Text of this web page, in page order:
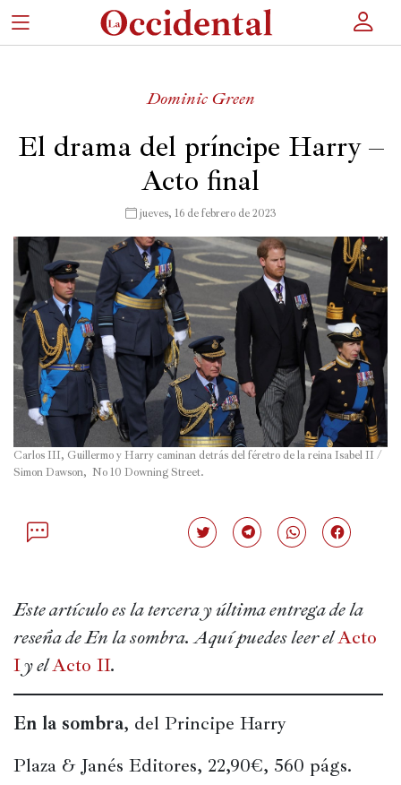
×
Portada
Entretenimiento
Autores
Revista
Actualidad
Política
España
Resto
Resto
del
mundo
Crítica
cultural
Dominic Green
El drama del príncipe Harry –
Acto final
jueves, 16 de febrero de 2023
Carlos III, Guillermo y Harry caminan detrás del féretro de la reina Isabel II /
Simon Dawson,  No 10 Downing Street.
Haz
Twitter
(Se
abre
en
una
Haz
Telegram
(Se
en
Haz
WhatsApp
(Se
abre
en
Haz
Facebook
(Se
abre
en
Este artículo es la tercera y última entrega de la
reseña de En la sombra. Aquí puedes leer el Acto
I y el Acto II.
En la sombra, del Principe Harry
Plaza & Janés Editores, 22,90€, 560 págs.